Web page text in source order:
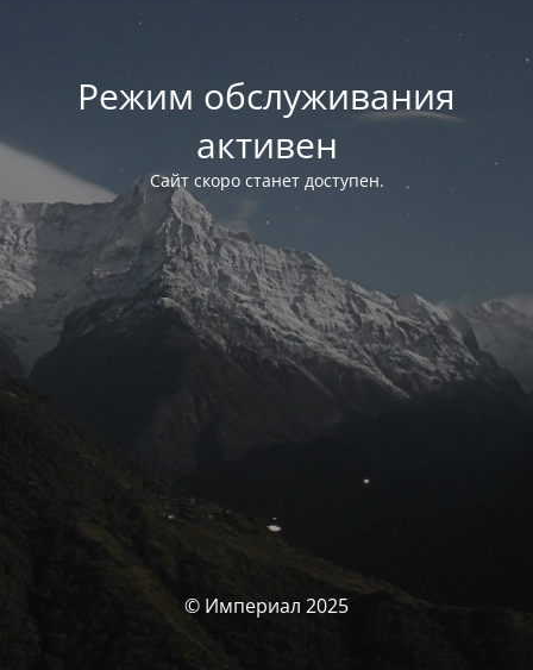
Режим обслуживания
активен
Сайт скоро станет доступен.
© Империал 2025